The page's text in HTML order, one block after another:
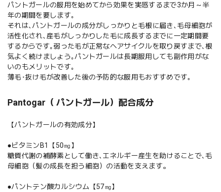
パントガールの服用を始めてから効果を実感するまで3か月～半
年の期間を要します｡
それは､パントガールの成分がしっかりと毛根に届き､毛母細胞が
活性化され､産毛がしっかりした毛に成長するまでに一定期間要
するからです｡弱った毛が正常なヘアサイクルを取り戻すまで､根
気よく続けましょう｡パントガールは長期服用しても副作用がな
いのもメリットです｡
薄毛･抜け毛が改善した後の予防的な服用もおすすめです｡
Pantogar（ パントガール）配合成分
【パントガールの有効成分】
●ビタミンB1【50㎎】
糖質代謝の補酵素として働き､エネルギー産生を助けることで､毛
母細胞（髪の成長を担う細胞）の活動を支えます。
●パントテン酸カルシウム【57㎎】